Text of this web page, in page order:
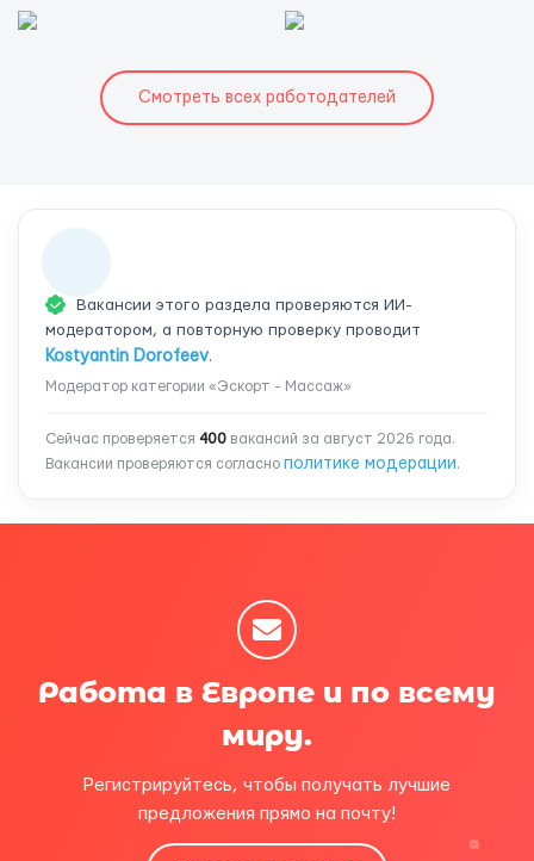
Смотреть всех работодателей
Вакансии этого раздела проверяются ИИ-
модератором, а повторную проверку проводит
Kostyantin Dorofeev.
Модератор категории «Эскорт - Массаж»
Сейчас проверяется 400 вакансий за август 2026 года.
Вакансии проверяются согласно политике модерации.
Работа в Европе и по всему
миру.
Регистрируйтесь, чтобы получать лучшие
предложения прямо на почту!